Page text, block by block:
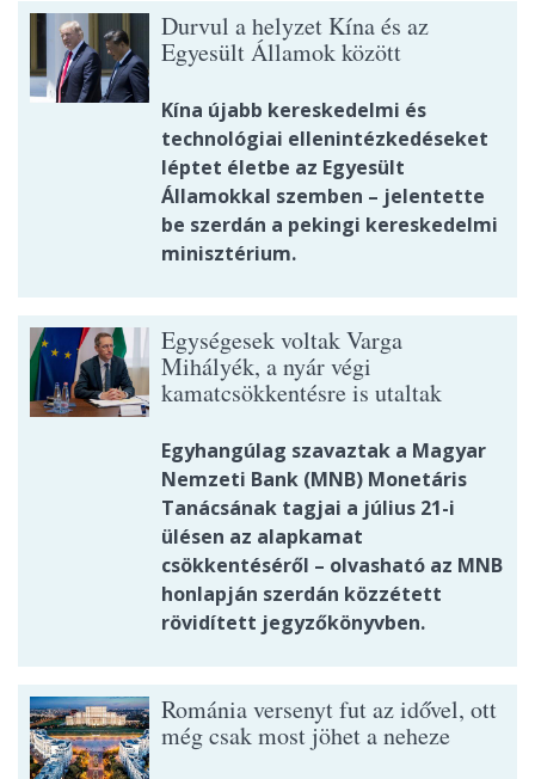
Durvul a helyzet Kína és az
Egyesült Államok között
Kína újabb kereskedelmi és
technológiai ellenintézkedéseket
léptet életbe az Egyesült
Államokkal szemben – jelentette
be szerdán a pekingi kereskedelmi
minisztérium.
Egységesek voltak Varga
Mihályék, a nyár végi
kamatcsökkentésre is utaltak
Egyhangúlag szavaztak a Magyar
Nemzeti Bank (MNB) Monetáris
Tanácsának tagjai a július 21-i
ülésen az alapkamat
csökkentéséről – olvasható az MNB
honlapján szerdán közzétett
rövidített jegyzőkönyvben.
Románia versenyt fut az idővel, ott
még csak most jöhet a neheze